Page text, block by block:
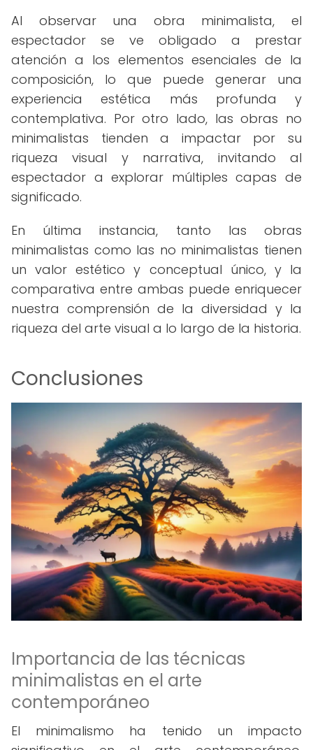
Al observar una obra minimalista, el
espectador se ve obligado a prestar
atención a los elementos esenciales de la
composición, lo que puede generar una
experiencia estética más profunda y
contemplativa. Por otro lado, las obras no
minimalistas tienden a impactar por su
riqueza visual y narrativa, invitando al
espectador a explorar múltiples capas de
significado.
En última instancia, tanto las obras
minimalistas como las no minimalistas tienen
un valor estético y conceptual único, y la
comparativa entre ambas puede enriquecer
nuestra comprensión de la diversidad y la
riqueza del arte visual a lo largo de la historia.
Conclusiones
Importancia de las técnicas
minimalistas en el arte
contemporáneo
El minimalismo ha tenido un impacto